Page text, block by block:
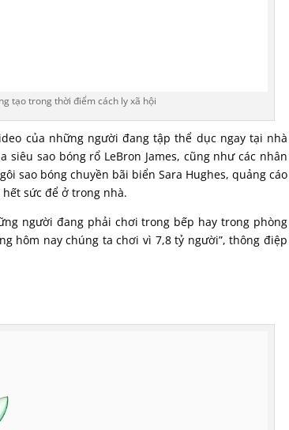
tạo trong thời điểm cách ly xã hội
của những người đang tập thể dục ngay tại nhà
sao bóng rổ LeBron James, cũng như các nhân
sao bóng chuyền bãi biển Sara Hughes, quảng cáo
sức để ở trong nhà.
người đang phải chơi trong bếp hay trong phòng
hôm nay chúng ta chơi vì 7,8 tỷ người”, thông điệp